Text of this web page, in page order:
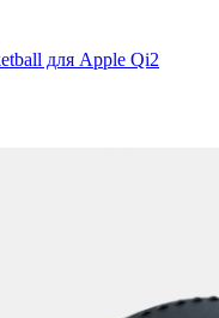
для Apple Qi2